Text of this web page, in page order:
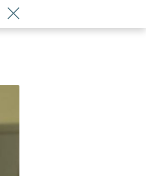
Wróć do artykułu Czy dzieci muszą